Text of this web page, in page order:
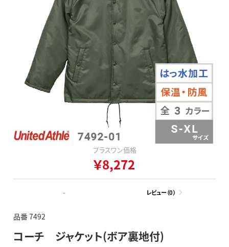
プラスワン価格
￥8,272
- レビュー（0）
品番 7492
コーチ ジャケット(ボア裏地付)